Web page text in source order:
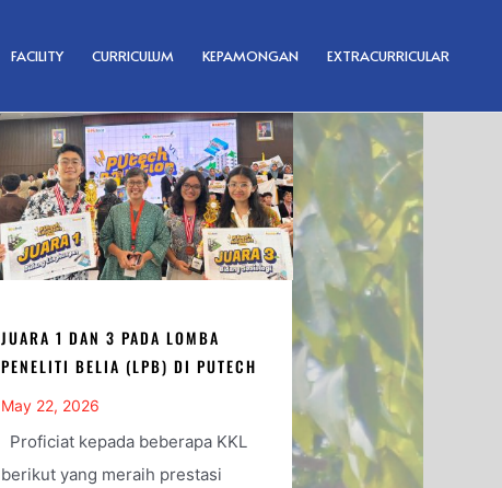
FACILITY CURRICULUM KEPAMONGAN EXTRACURRICULAR
JUARA 1 DAN 3 PADA LOMBA
PENELITI BELIA (LPB) DI PUTECH
May 22, 2026
Proficiat kepada beberapa KKL
berikut yang meraih prestasi